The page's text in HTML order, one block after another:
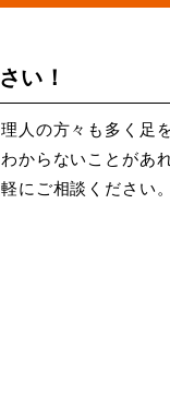
い！
人の方々も多く足
からないことがあ
にご相談ください。